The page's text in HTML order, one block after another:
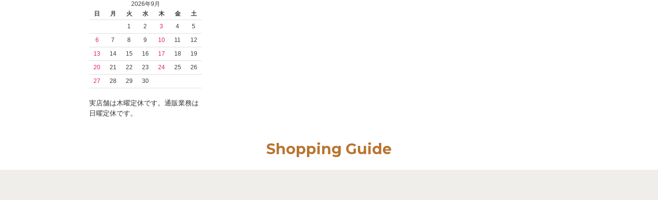
2026年9月
日
月 火 水 木 金
土
1
2 3 4
5
6
7 8 9 10 11
12
13
14 15 16 17 18
19
20
21 22 23 24 25
26
27
28 29 30
実店舗は木曜定休です。通販業務は
日曜定休です。
Shopping Guide